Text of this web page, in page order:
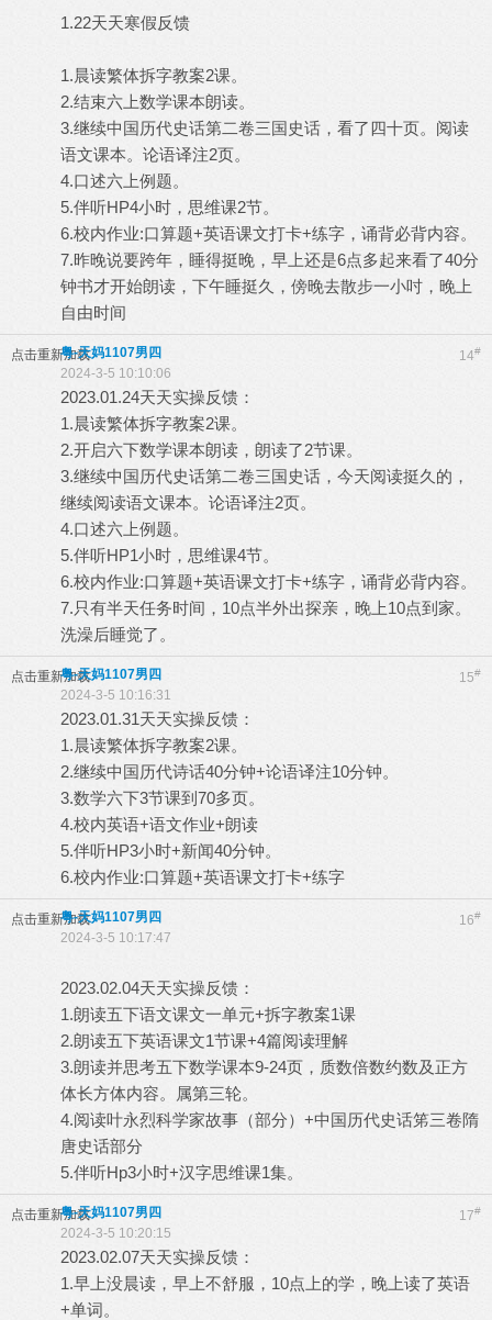
1.22天天寒假反馈
1.晨读繁体拆字教案2课。
2.结束六上数学课本朗读。
3.继续中国历代史话第二卷三国史话，看了四十页。阅读
语文课本。论语译注2页。
4.口述六上例题。
5.伴听HP4小时，思维课2节。
6.校内作业:口算题+英语课文打卡+练字，诵背必背内容。
7.昨晚说要跨年，睡得挺晚，早上还是6点多起来看了40分
钟书才开始朗读，下午睡挺久，傍晚去散步一小吋，晚上
自由时间
点击重新加载 14#
粤-天妈1107男四
2024-3-5 10:10:06
2023.01.24天天实操反馈：
1.晨读繁体拆字教案2课。
2.开启六下数学课本朗读，朗读了2节课。
3.继续中国历代史话第二卷三国史话，今天阅读挺久的，
继续阅读语文课本。论语译注2页。
4.口述六上例题。
5.伴听HP1小时，思维课4节。
6.校内作业:口算题+英语课文打卡+练字，诵背必背内容。
7.只有半天任务时间，10点半外出探亲，晚上10点到家。
洗澡后睡觉了。
点击重新加载 15#
粤-天妈1107男四
2024-3-5 10:16:31
2023.01.31天天实操反馈：
1.晨读繁体拆字教案2课。
2.继续中国历代诗话40分钟+论语译注10分钟。
3.数学六下3节课到70多页。
4.校内英语+语文作业+朗读
5.伴听HP3小时+新闻40分钟。
6.校内作业:口算题+英语课文打卡+练字
点击重新加载 16#
粤-天妈1107男四
2024-3-5 10:17:47
2023.02.04天天实操反馈：
1.朗读五下语文课文一单元+拆字教案1课
2.朗读五下英语课文1节课+4篇阅读理解
3.朗读并思考五下数学课本9-24页，质数倍数约数及正方
体长方体内容。属第三轮。
4.阅读叶永烈科学家故事（部分）+中国历代史话笫三卷隋
唐史话部分
5.伴听Hp3小时+汉字思维课1集。
点击重新加载 17#
粤-天妈1107男四
2024-3-5 10:20:15
2023.02.07天天实操反馈：
1.早上没晨读，早上不舒服，10点上的学，晚上读了英语
+单词。